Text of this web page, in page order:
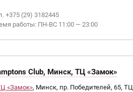
+375 (29) 3182445
работы: ПН-ВС 11:00 — 23:00
Club, Минск, ТЦ «Замок»
«Замок», Минск, пр. Победителей, 65, ТЦ